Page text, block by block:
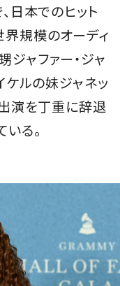
日本でのヒット
界規模のオーディ
ャファー・ジャ
ケルの妹ジャネッ
出演を丁重に辞退
る。